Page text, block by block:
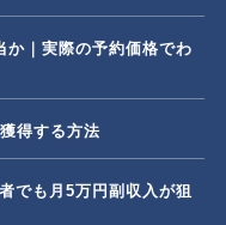
か｜実際の予約価格でわ
得する方法
でも月5万円副収入が狙